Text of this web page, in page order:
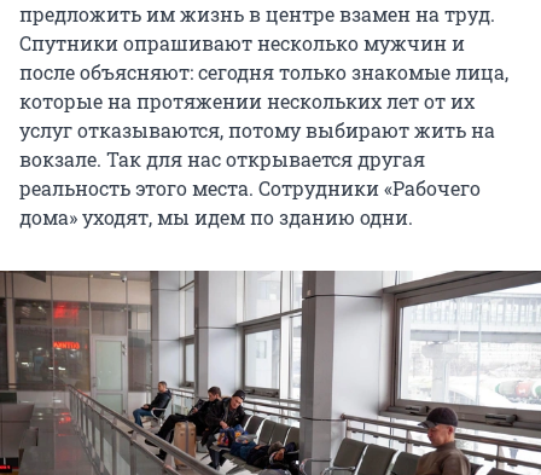
предложить им жизнь в центре взамен на труд.
Спутники опрашивают несколько мужчин и
после объясняют: сегодня только знакомые лица,
которые на протяжении нескольких лет от их
услуг отказываются, потому выбирают жить на
вокзале. Так для нас открывается другая
реальность этого места. Сотрудники «Рабочего
дома» уходят, мы идем по зданию одни.